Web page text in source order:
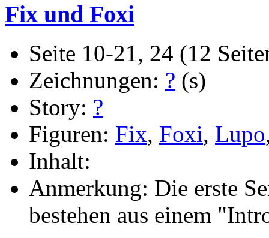
Fix und Foxi
Seite 10-21, 24 (12
Zeichnungen: ? (s)
Story: ?
Figuren: Fix, Foxi, Lupo
Inhalt:
Anmerkung: Die erste
bestehen aus einem